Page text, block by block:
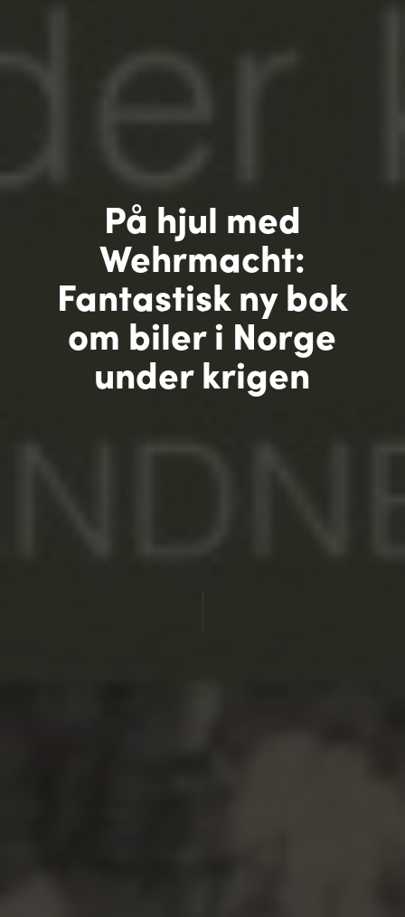
På hjul med
Wehrmacht:
Fantastisk ny bok
om biler i Norge
under krigen